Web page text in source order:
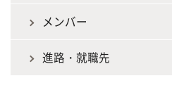
メンバー
進路・就職先